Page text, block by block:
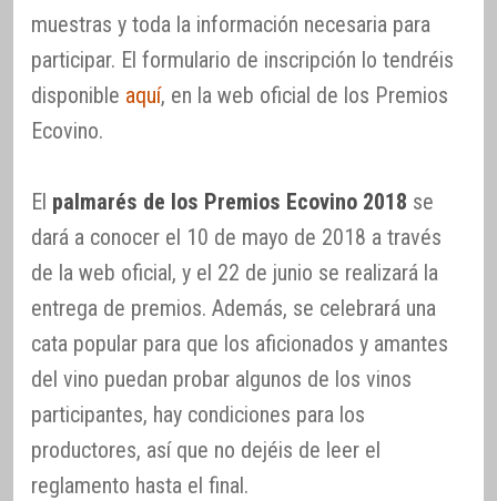
muestras y toda la información necesaria para
participar. El formulario de inscripción lo tendréis
disponible aquí, en la web oficial de los Premios
Ecovino.
El palmarés de los Premios Ecovino 2018 se
dará a conocer el 10 de mayo de 2018 a través
de la web oficial, y el 22 de junio se realizará la
entrega de premios. Además, se celebrará una
cata popular para que los aficionados y amantes
del vino puedan probar algunos de los vinos
participantes, hay condiciones para los
productores, así que no dejéis de leer el
reglamento hasta el final.